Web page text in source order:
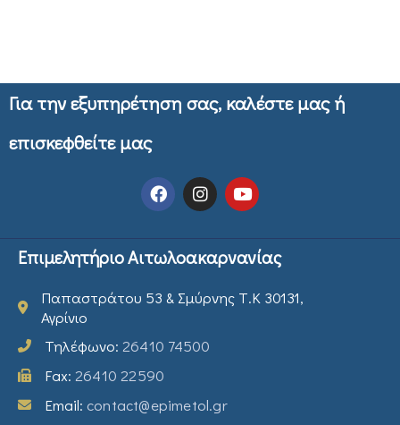
Για την εξυπηρέτηση σας, καλέστε μας ή
επισκεφθείτε μας
Επιμελητήριο Αιτωλοακαρνανίας
Παπαστράτου 53 & Σμύρνης Τ.Κ 30131,
Αγρίνιο
Τηλέφωνο: 26410 74500
Fax: 26410 22590
Email: contact@epimetol.gr